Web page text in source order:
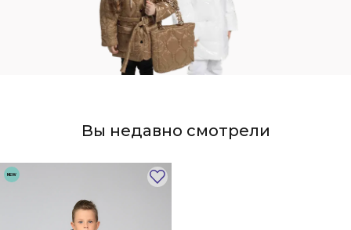
Вы недавно смотрели
NEW